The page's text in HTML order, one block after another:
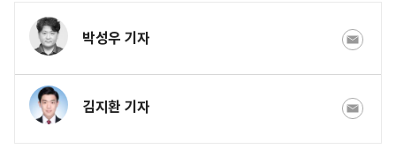
박성우 기자
김지환 기자